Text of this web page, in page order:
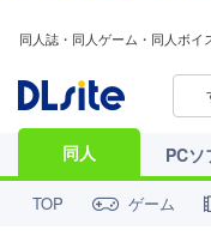
同人誌・同人ゲーム・同人ボイ
同人 PCソ
TOP ゲーム